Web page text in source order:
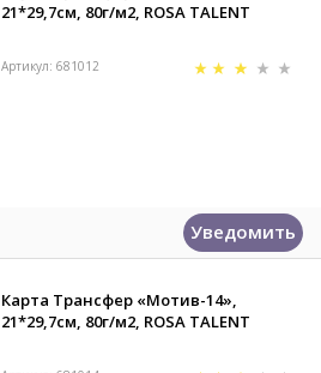
21*29,7см, 80г/м2, ROSA TALENT
Артикул: 681012
Уведомить
Карта Трансфер «Мотив-14»,
21*29,7см, 80г/м2, ROSA TALENT